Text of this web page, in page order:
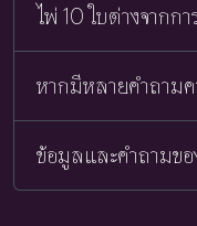
ไพ่ 10 ใบต่างจากกา
หากมีหลายคำถามค
ข้อมูลและคำถามขอ